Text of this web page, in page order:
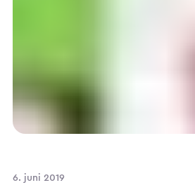
6. juni 2019